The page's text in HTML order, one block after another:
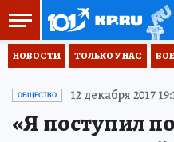
НОВОСТИ ТОЛЬКО У НАС
ОБЩЕСТВО 12 декабря 2017
«Я поступил